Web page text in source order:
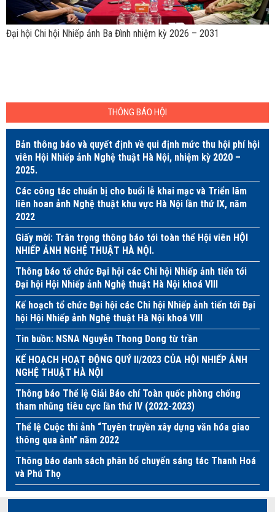
Đại hội Chi hội Nhiếp ảnh Ba Đình nhiệm kỳ 2026 – 2031
THÔNG BÁO HỘI
Bản thông báo và quyết định về qui định mức thu hội phí hội
viên Hội Nhiếp ảnh Nghệ thuật Hà Nội, nhiệm kỳ 2020 –
2025.
Các công tác chuẩn bị cho buổi lễ khai mạc và Triển lãm
liên hoan ảnh Nghệ thuật khu vực Hà Nội lần thứ IX, năm
2022
Giấy mời: Trân trọng thông báo tới toàn thể Hội viên HỘI
NHIẾP ẢNH NGHỆ THUẬT HÀ NỘI.
Thông báo tổ chức Đại hội các Chi hội Nhiếp ảnh tiến tới
Đại hội Hội Nhiếp ảnh Nghệ thuật Hà Nội khoá VIII
Kế hoạch tổ chức Đại hội các Chi hội Nhiếp ảnh tiến tới Đại
hội Hội Nhiếp ảnh Nghệ thuật Hà Nội khoá VIII
Tin buồn: NSNA Nguyễn Thong Dong từ trần
KẾ HOẠCH HOẠT ĐỘNG QUÝ II/2023 CỦA HỘI NHIẾP ẢNH
NGHỆ THUẬT HÀ NỘI
Thông báo Thể lệ Giải Báo chí Toàn quốc phòng chống
tham nhũng tiêu cực lần thứ IV (2022-2023)
Thể lệ Cuộc thi ảnh “Tuyên truyền xây dựng văn hóa giao
thông qua ảnh” năm 2022
Thông báo danh sách phân bổ chuyến sáng tác Thanh Hoá
và Phú Thọ